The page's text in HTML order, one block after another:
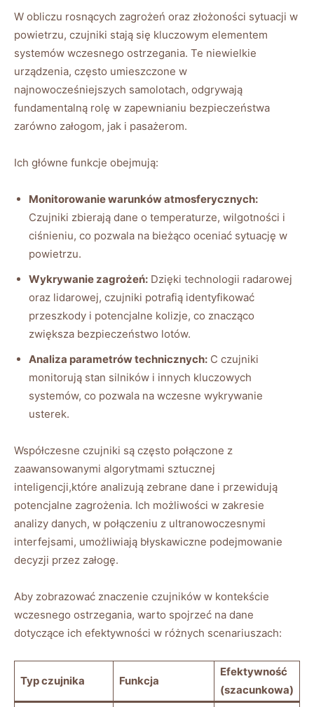
W⁣ obliczu rosnących zagrożeń oraz złożoności sytuacji w
powietrzu, czujniki stają się ‌kluczowym​ elementem‌
systemów wczesnego ostrzegania. Te niewielkie
urządzenia, często umieszczone w
⁢najnowocześniejszych samolotach, odgrywają
fundamentalną rolę w zapewnianiu bezpieczeństwa
zarówno załogom, jak⁣ i pasażerom.
Ich główne funkcje obejmują:
Monitorowanie warunków atmosferycznych:
Czujniki zbierają⁤ dane​ o temperaturze, wilgotności i
ciśnieniu, co pozwala na bieżąco oceniać ⁣sytuację w
powietrzu.
Wykrywanie​ zagrożeń: Dzięki technologii⁣ radarowej
oraz lidarowej, czujniki ‌potrafią ⁢identyfikować ​
przeszkody i potencjalne kolizje, co znacząco
zwiększa bezpieczeństwo lotów.
Analiza parametrów technicznych: C czujniki
monitorują stan⁤ silników i innych kluczowych
systemów, co pozwala na wczesne wykrywanie⁣
usterek.
Współczesne czujniki​ są często połączone ​z
zaawansowanymi algorytmami sztucznej‍
inteligencji,które analizują zebrane dane i przewidują‌
potencjalne zagrożenia. Ich możliwości w zakresie
analizy danych, ‌w połączeniu⁢ z ultranowoczesnymi
interfejsami, umożliwiają błyskawiczne podejmowanie
decyzji przez załogę.
Aby zobrazować⁤ znaczenie czujników w kontekście
wczesnego⁢ ostrzegania, warto spojrzeć na dane⁤
dotyczące ich efektywności w⁢ różnych scenariuszach:
Typ czujnika Funkcja
Efektywność
(szacunkowa)